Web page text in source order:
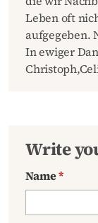
Leben oft
aufgegeben.
In ewiger
Write
Name*